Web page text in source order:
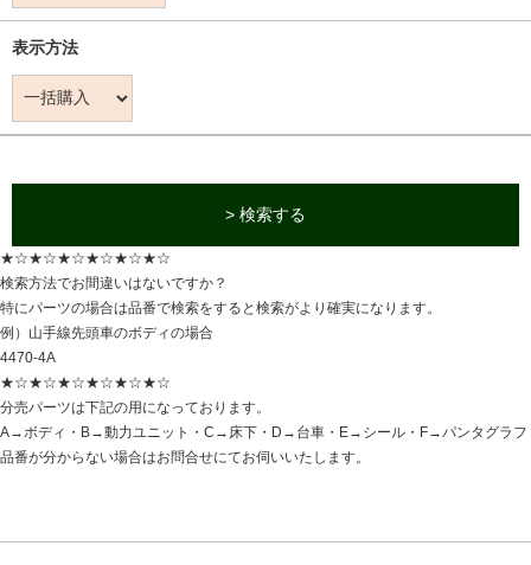
表示方法
> 検索する
★☆★☆★☆★☆★☆★☆
検索方法でお間違いはないですか？
特にパーツの場合は品番で検索をすると検索がより確実になります。
例）山手線先頭車のボディの場合
4470-4A
★☆★☆★☆★☆★☆★☆
分売パーツは下記の用になっております。
A→ボディ・B→動力ユニット・C→床下・D→台車・E→シール・F→パンタグラフ
品番が分からない場合はお問合せにてお伺いいたします。